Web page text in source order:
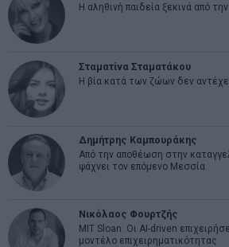
Η αληθινή παιδεία ξεκινά από
Σταματίνα Σταματάκου
Η βία κατά των ζώων δεν
Δημήτρης Καμπουράκης
Από την αποθέωση στην
ψάχνει τον επόμενο Μεσσία
Νικόλαος Φουρτζής
MIT Sloan: Οι AI-driven
μοντέλο επιχειρηματικότητας